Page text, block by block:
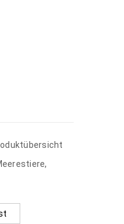
,